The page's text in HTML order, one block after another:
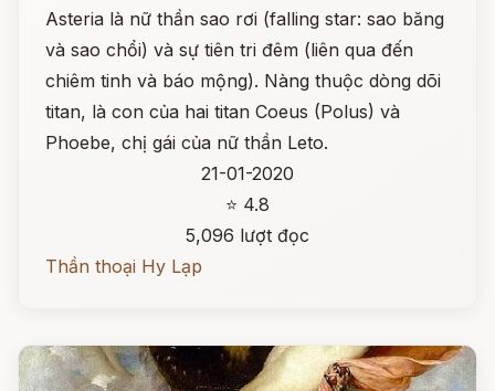
Asteria là nữ thần sao rơi (falling star: sao băng
và sao chổi) và sự tiên tri đêm (liên qua đến
chiêm tinh và báo mộng). Nàng thuộc dòng dõi
titan, là con của hai titan Coeus (Polus) và
Phoebe, chị gái của nữ thần Leto.
21-01-2020
⭐ 4.8
5,096 lượt đọc
Thần thoại Hy Lạp